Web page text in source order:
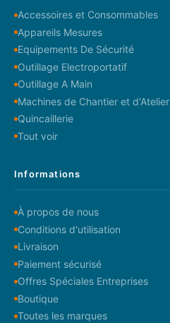
Accessoires et Consommables
Appareils Mesures
Equipements De Sécurité
Outillage Electroportatif
Outillage A Main
Machines de Chantier et d'Atelier
Quincaillerie
Tout voir
Informations
À propos de nous
Conditions d'utilisation
Livraison
Paiement sécurisé
Offres Spéciales Entreprises
Boutique
Toutes les marques